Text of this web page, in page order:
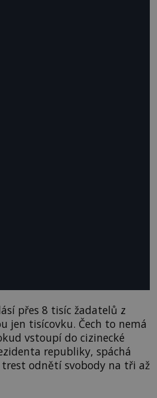
přes 8 tisíc žadatelů z
jen tisícovku. Čech to nemá
vstoupí do cizinecké
republiky, spáchá
odnětí svobody na tři až